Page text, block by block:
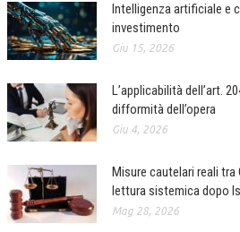
INTERNAZIONALIZZAZIONE
HUMAN RESOURCES
RISORSE UMANE
MARKETING
RISK MANAGEMENT
SVILUPPO SOSTENIBILE
Intelligenza artificiale e
investimento
Giu 15, 2026
L’applicabilità dell’art.
difformità dell’opera
Giu 4, 2026
Misure cautelari reali tra
lettura sistemica dopo
Mag 28, 2026